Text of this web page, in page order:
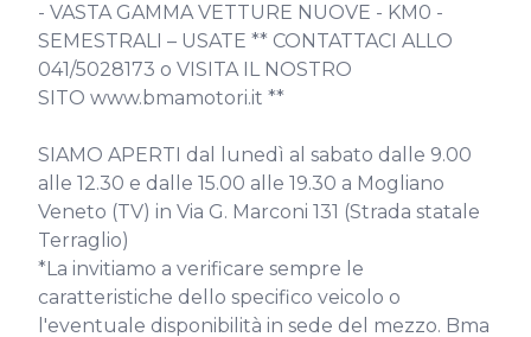
- VASTA GAMMA VETTURE NUOVE - KM0 -
SEMESTRALI – USATE ** CONTATTACI ALLO
041/5028173 o VISITA IL NOSTRO
SITO www.bmamotori.it **
SIAMO APERTI dal lunedì al sabato dalle 9.00
alle 12.30 e dalle 15.00 alle 19.30 a Mogliano
Veneto (TV) in Via G. Marconi 131 (Strada statale
Terraglio)
*La invitiamo a verificare sempre le
caratteristiche dello specifico veicolo o
l'eventuale disponibilità in sede del mezzo. Bma